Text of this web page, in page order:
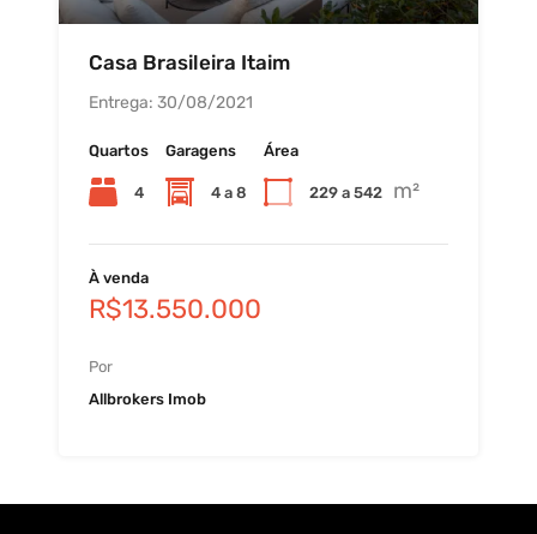
Casa Brasileira Itaim
Entrega: 30/08/2021
Quartos
4
Garagens
4 a 8
Área
229 a 542 m²
À venda
R$13.550.000
Por
Allbrokers Imob